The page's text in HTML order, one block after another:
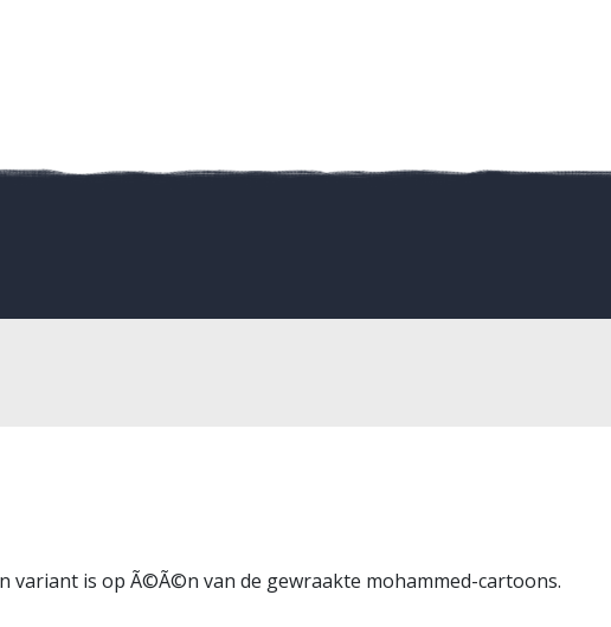
variant is op Ã©Ã©n van de gewraakte mohammed-cartoons.